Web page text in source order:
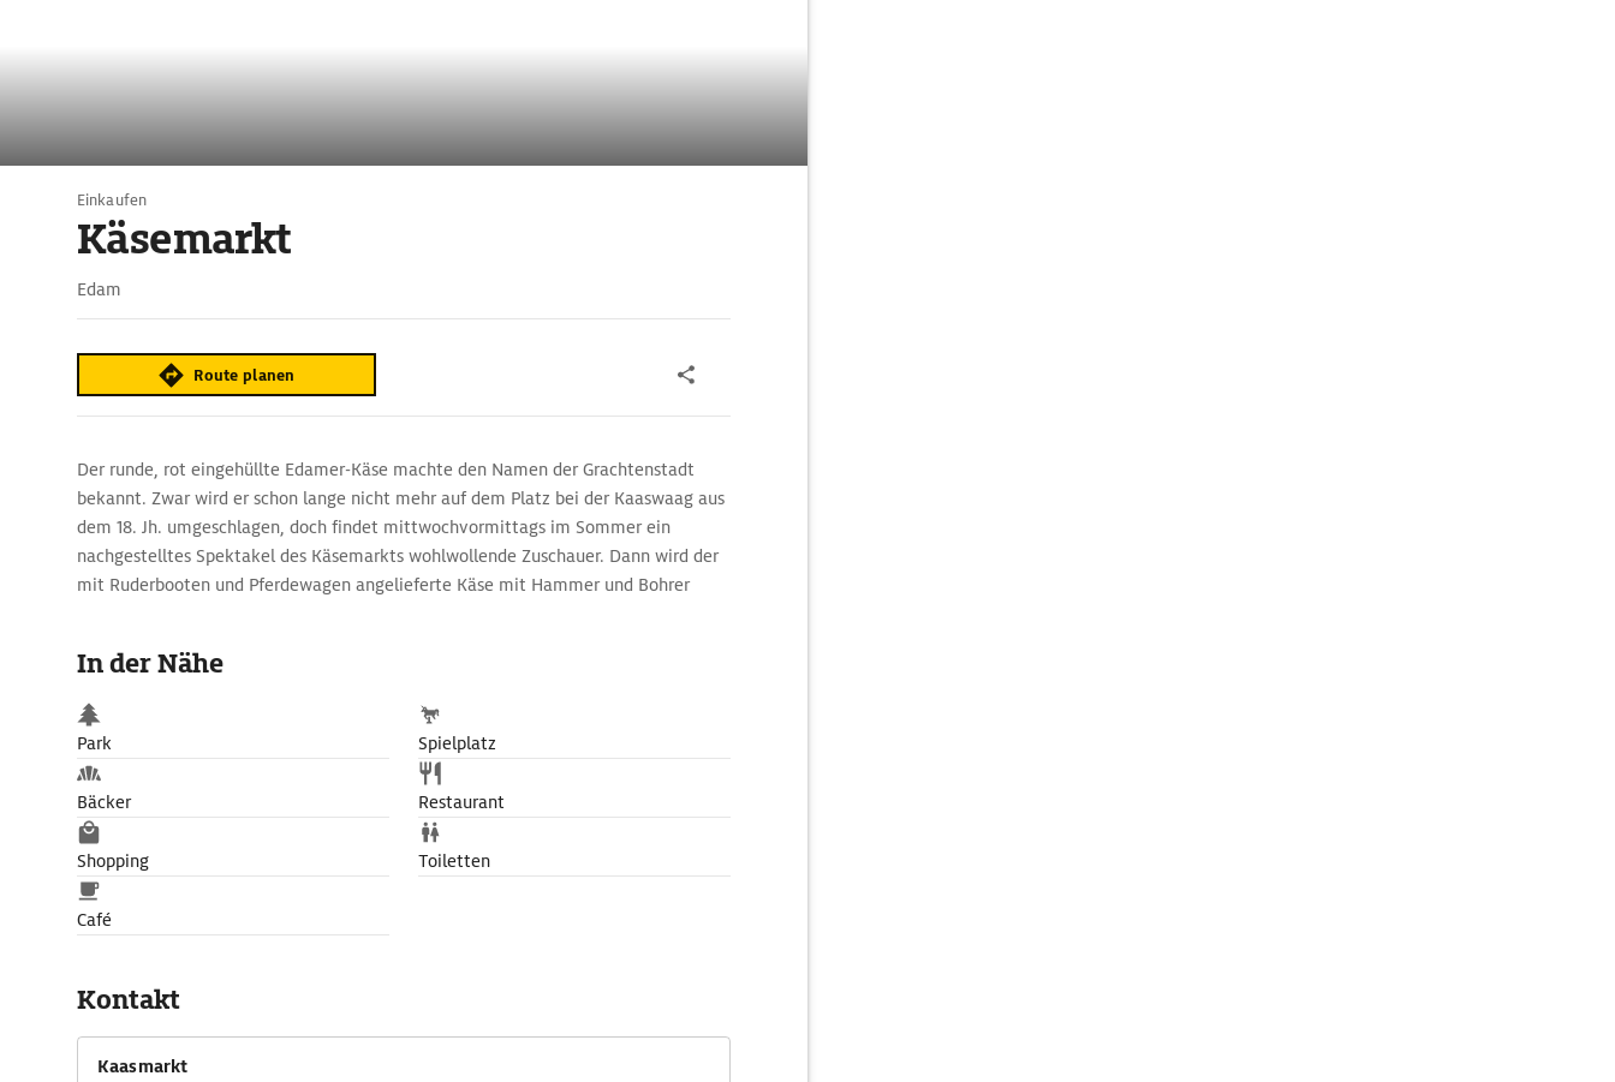
Einkaufen
Käsemarkt
Edam
Route planen
Der runde, rot eingehüllte Edamer-Käse machte den Namen der Grachtenstadt
bekannt. Zwar wird er schon lange nicht mehr auf dem Platz bei der Kaaswaag aus
dem 18. Jh. umgeschlagen, doch findet mittwochvormittags im Sommer ein
nachgestelltes Spektakel des Käsemarkts wohlwollende Zuschauer. Dann wird der
mit Ruderbooten und Pferdewagen angelieferte Käse mit Hammer und Bohrer
Wer mehr über die in rotes (Export) oder gelbes Wachs (lokaler Konsum) gepackten
Rundlaibe erfahren möchte, kann bei der Touristeninformation am Damplein 1 eine
geführte Tour zu den Käsefabriken der Umgebung buchen.
In der Nähe
Park Spielplatz
Bäcker Restaurant
Shopping Toiletten
Café
Kontakt
Kaasmarkt